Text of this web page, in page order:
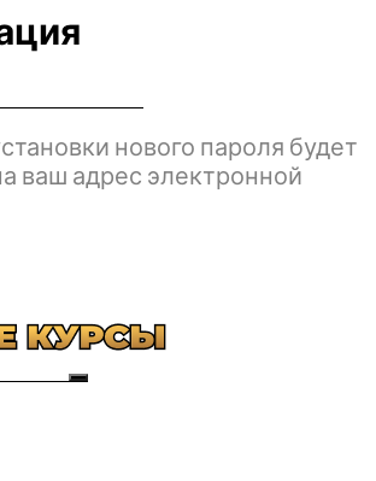
нового пароля будет
ваш адрес электронной